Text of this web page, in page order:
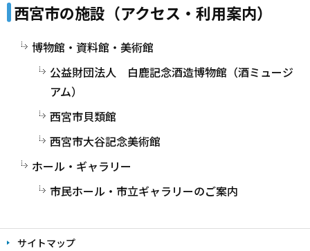
西宮市の施設（アクセス・利用案内）
博物館・資料館・美術館
公益財団法人 白鹿記念酒造博物館（酒ミュージ
アム）
西宮市貝類館
西宮市大谷記念美術館
ホール・ギャラリー
市民ホール・市立ギャラリーのご案内
サイトマップ